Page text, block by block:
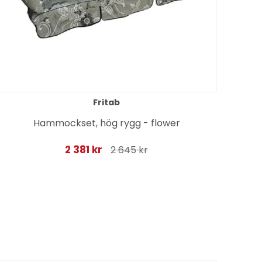
Fritab
Hammockset, hög rygg - flower
2 381 kr 2 645 kr